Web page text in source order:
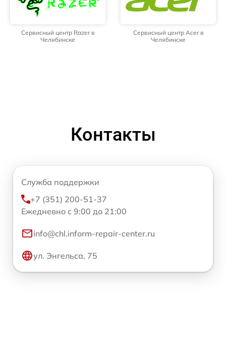
Сервисный центр Razer в
Челябинске
Сервисный центр Acer в
Челябинске
Контакты
Служба поддержки
+7 (351) 200-51-37
Ежедневно с 9:00 до 21:00
info@chl.inform-repair-center.ru
ул. Энгельса, 75